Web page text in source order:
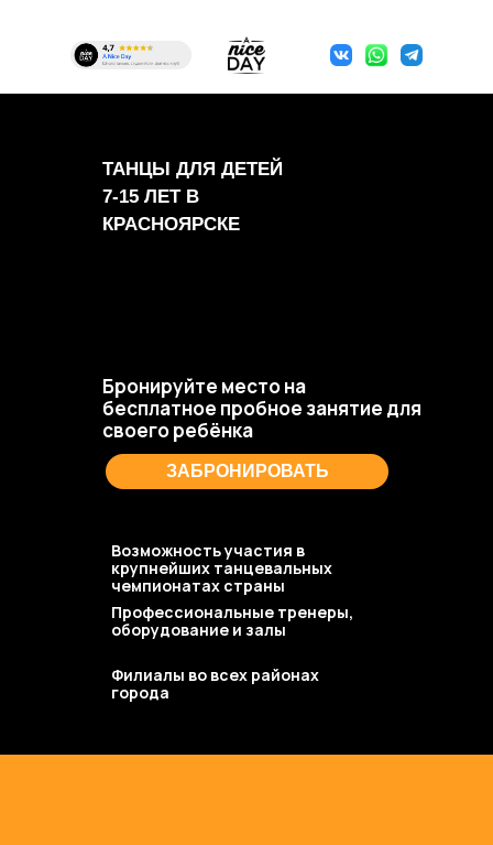
ТАНЦЫ ДЛЯ ДЕТЕЙ
7-15 ЛЕТ В
КРАСНОЯРСКЕ
Бронируйте место на
бесплатное пробное занятие для
своего ребёнка
ЗАБРОНИРОВАТЬ
Возможность участия в
крупнейших танцевальных
чемпионатах страны
Филиалы во всех районах
города
Профессиональные тренеры,
оборудование и залы